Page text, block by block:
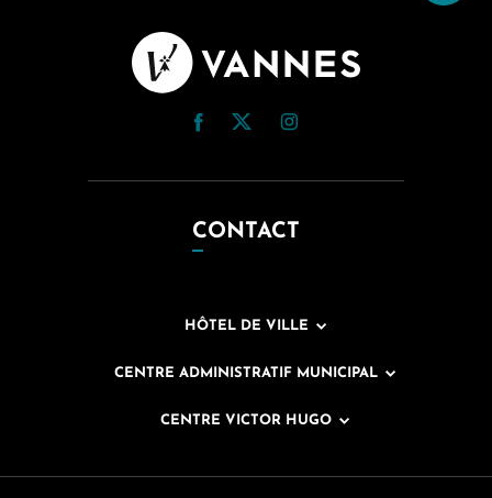
CONTACT
HÔTEL DE VILLE
CENTRE ADMINISTRATIF MUNICIPAL
CENTRE VICTOR HUGO